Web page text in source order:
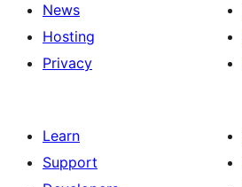
News
Hosting
Privacy
Learn
Support